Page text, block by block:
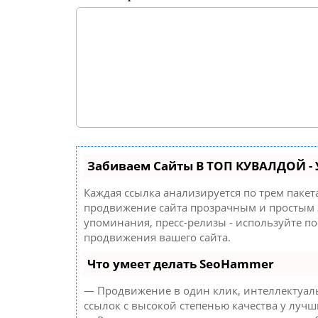
Забиваем Сайты В ТОП КУВАЛДОЙ -
Каждая ссылка анализируется по трем
продвижение сайта прозрачным и простым
упоминания, пресс-релизы - используйте
продвижения вашего сайта.
Что умеет делать SeoHammer
— Продвижение в один клик,
ссылок с высокой степенью качества у